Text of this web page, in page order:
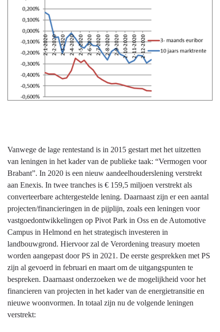
Vanwege de lage rentestand is in 2015 gestart met het uitzetten
van leningen in het kader van de publieke taak: “Vermogen voor
Brabant”. In 2020 is een nieuw aandeelhouderslening verstrekt
aan Enexis. In twee tranches is € 159,5 miljoen verstrekt als
converteerbare achtergestelde lening. Daarnaast zijn er een aantal
projecten/financieringen in de pijplijn, zoals een leningen voor
vastgoedontwikkelingen op Pivot Park in Oss en de Automotive
Campus in Helmond en het strategisch investeren in
landbouwgrond. Hiervoor zal de Verordening treasury moeten
worden aangepast door PS in 2021. De eerste gesprekken met PS
zijn al gevoerd in februari en maart om de uitgangspunten te
bespreken. Daarnaast onderzoeken we de mogelijkheid voor het
financieren van projecten in het kader van de energietransitie en
nieuwe woonvormen. In totaal zijn nu de volgende leningen
verstrekt: